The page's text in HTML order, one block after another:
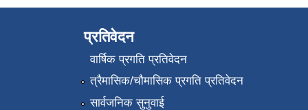
प्रतिवेदन
वार्षिक प्रगति प्रतिवेदन
त्रैमासिक/चौमासिक प्रगति प्रतिवेदन
सार्वजनिक सुनुवाई